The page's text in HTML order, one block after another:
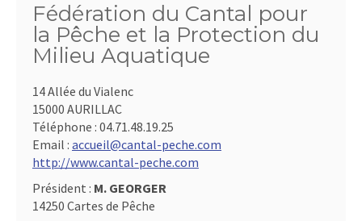
Fédération du Cantal pour
la Pêche et la Protection du
Milieu Aquatique
14 Allée du Vialenc
15000 AURILLAC
Téléphone : 04.71.48.19.25
Email : accueil@cantal-peche.com
http://www.cantal-peche.com
Président : M. GEORGER
14250 Cartes de Pêche